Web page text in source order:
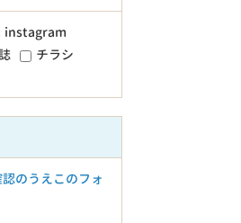
instagram
チラシ
のうえこのフォ